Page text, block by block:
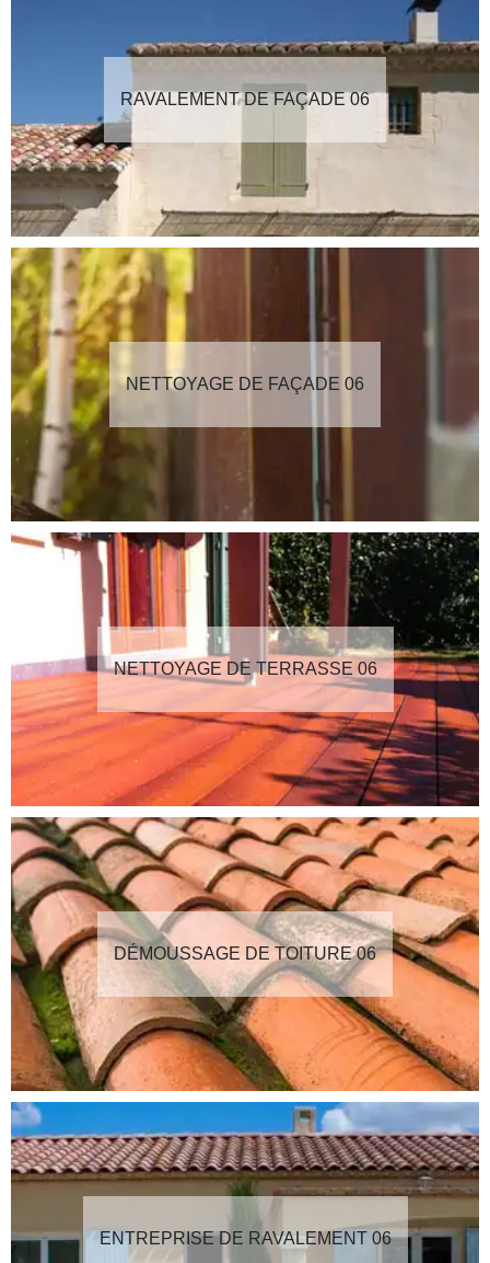
RAVALEMENT DE FAÇADE 06
NETTOYAGE DE FAÇADE 06
NETTOYAGE DE TERRASSE 06
DÉMOUSSAGE DE TOITURE 06
ENTREPRISE DE RAVALEMENT 06